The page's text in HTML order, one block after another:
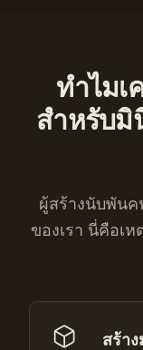
ทำไมเ
สำหรับมิ
ผู้สร้างนับพัน
ของเรา นี่คือเ
สร้า